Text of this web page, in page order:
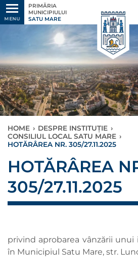
MENU
PRIMĂRIA
MUNICIPIULUI
SATU MARE
HOME › DESPRE INSTITUȚIE ›
CONSILIUL LOCAL SATU MARE ›
HOTĂRÂREA NR. 305/27.11.2025
HOTĂRÂREA
305/27.11.2025
privind aprobarea vânzării
în Municipiul Satu Mare, str.